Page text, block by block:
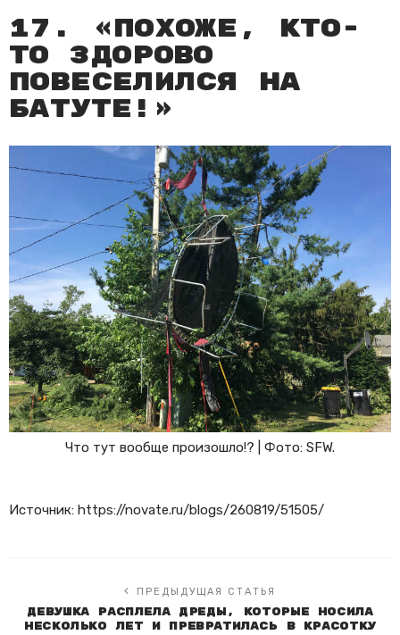
17. «Похоже, кто-
то здорово
повеселился на
батуте!»
Что тут вообще произошло!? | Фото: SFW.
Источник: https://novate.ru/blogs/260819/51505/
ПРЕДЫДУЩАЯ СТАТЬЯ
Девушка расплела дреды, которые носила
несколько лет и превратилась в красотку